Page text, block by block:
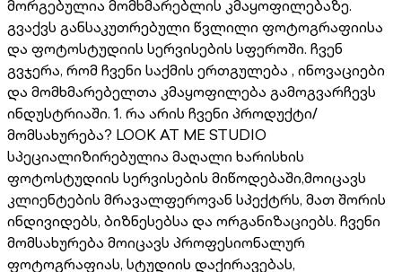
მორგებულია მომხმარებლის კმაყოფილებაზე.
გვაქვს განსაკუთრებული წვლილი ფოტოგრაფიისა
და ფოტოსტუდიის სერვისების სფეროში. ჩვენ
გვჯერა, რომ ჩვენი საქმის ერთგულება , ინოვაციები
და მომხმარებელთა კმაყოფილება გამოგვარჩევს
ინდუსტრიაში. 1. რა არის ჩვენი პროდუქტი/
მომსახურება? LOOK AT ME STUDIO
სპეციალიზირებულია მაღალი ხარისხის
ფოტოსტუდიის სერვისების მიწოდებაში,მოიცავს
კლიენტების მრავალფეროვან სპექტრს, მათ შორის
ინდივიდებს, ბიზნესებსა და ორგანიზაციებს. ჩვენი
მომსახურება მოიცავს პროფესიონალურ
ფოტოგრაფიას, სტუდიის დაქირავებას,